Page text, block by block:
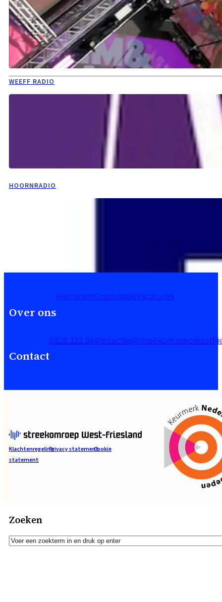
WEEFF RADIO
HOORNRADIO
Over ons
Het teamOrganisatieVacatures
Contact
0228 322 844
KlachtenregelingPrivacy statementCookie
statement
Zoeken
Zoeken